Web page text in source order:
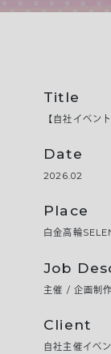
Title
【自社イベン
Date
2026.02
Place
白金高輪
Job
主催 / 企画制
Client
自社主催イベ